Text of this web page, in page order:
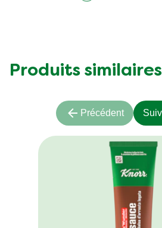
Produits similaires
Précédent